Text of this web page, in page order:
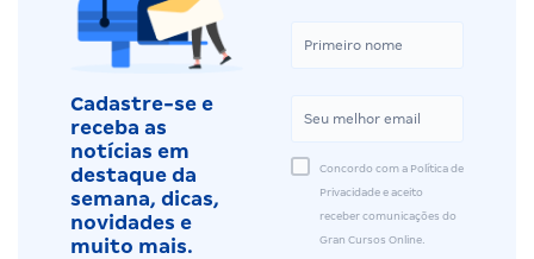
Cadastre-se e
receba as
notícias em
destaque da
semana, dicas,
novidades e
muito mais.
Concordo com a Política de
Privacidade e aceito
receber comunicações do
Gran Cursos Online.